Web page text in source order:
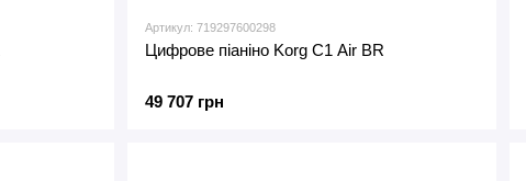
Артикул: 719297600298
Цифрове піаніно Korg C1 Air BR
49 707 грн